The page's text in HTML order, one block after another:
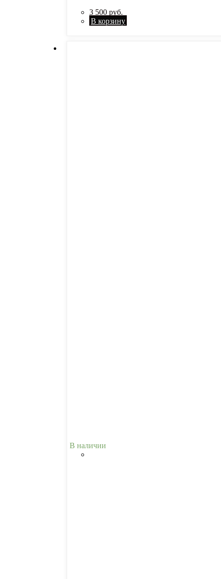
3 500руб.
В корзину
В наличии